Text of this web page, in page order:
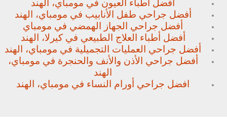
أفضل أطباء العيون في مومباي، الهند
أفضل جراحي طفل الأنابيب في مومباي، الهند
أفضل جراحي الجهاز الهمضي في مومباي
أفضل أطباء العلاج الطبيعي في كيرلا، الهند
أفضل جراحي العمليات التجميلية في مومباي، الهند
أفضل جراحي الأذن والأنف والحنجرة في مومباي،
الهند
افضل جراحي أورام النساء في مومباي، الهند